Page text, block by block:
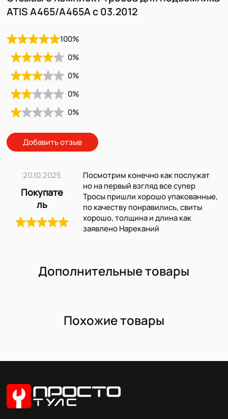
ATIS A465/A465A с 03.2012
100%
0%
0%
0%
0%
Добавить отзыв
20.10.2025
Покупате
ль
Посмотрим конечно как послужат
но на первый взгляд все супер
Тросы пришли хорошо упакованные,
по качеству понравились, свиты
хорошо, толщина и длина как
заявлено Нареканий
Дополнительные товары
Похожие товары